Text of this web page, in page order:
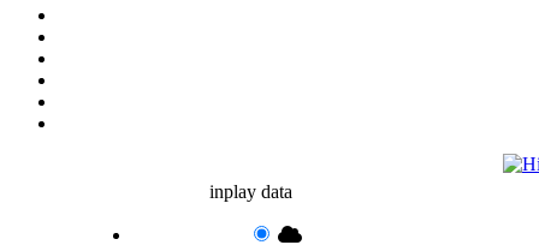
inplay data